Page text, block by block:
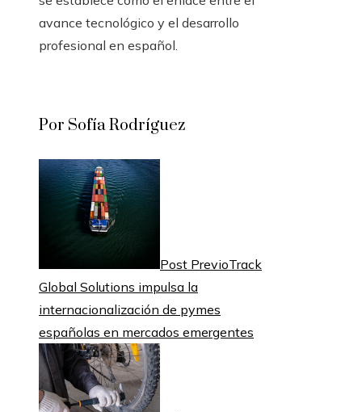
avance tecnológico y el desarrollo
profesional en español.
Por Sofía Rodríguez
Post PrevioTrack
Global Solutions impulsa la
internacionalización de pymes
españolas en mercados emergentes